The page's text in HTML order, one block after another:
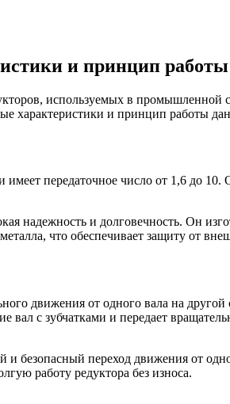
и принцип работы
используемых в промышленной
характеристики и принцип работы
имеет передаточное число от 1,6 до
надежность и долговечность. Он
что обеспечивает защиту от
движения от одного вала на
вал с зубчатками и передает
и безопасный переход движения от
работу редуктора без износа.